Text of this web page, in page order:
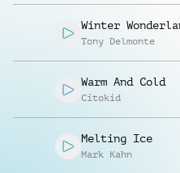
Winter
Tony Delmonte
Warm And Cold
Citokid
Melting Ice
Mark Kahn